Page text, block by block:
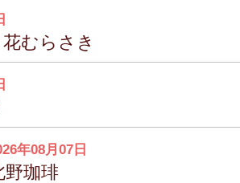
むらさき
年08月07日
野珈琲